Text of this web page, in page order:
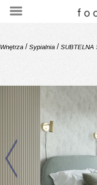
Wnętrza / Sypialnia / SUBTELNA